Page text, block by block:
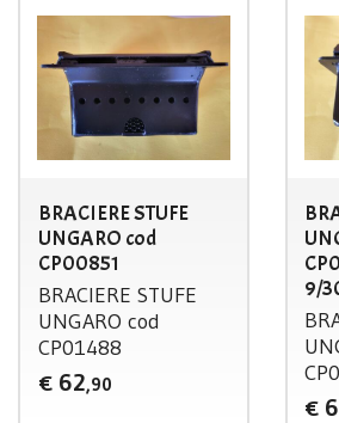
BRACIERE STUFE
UNGARO cod
CP00851
BRACIERE STUFE
UNGARO cod
CP01488
€ 62,90
9/
€